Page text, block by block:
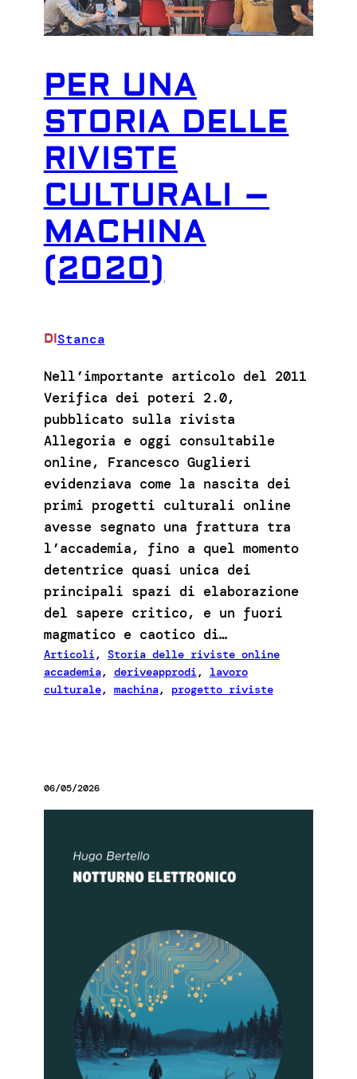
PER UNA
STORIA DELLE
RIVISTE
CULTURALI –
MACHINA
(2020)
DIStanca
Nell’importante articolo del 2011
Verifica dei poteri 2.0,
pubblicato sulla rivista
Allegoria e oggi consultabile
online, Francesco Guglieri
evidenziava come la nascita dei
primi progetti culturali online
avesse segnato una frattura tra
l’accademia, fino a quel momento
detentrice quasi unica dei
principali spazi di elaborazione
del sapere critico, e un fuori
magmatico e caotico di…
Articoli, Storia delle riviste online
accademia, deriveapprodi, lavoro
culturale, machina, progetto riviste
06/05/2026